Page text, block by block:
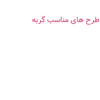
طرح های مناسب گربه